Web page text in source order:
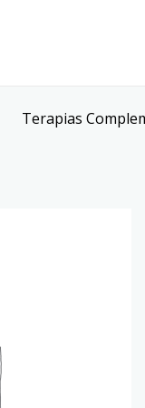
Terapias